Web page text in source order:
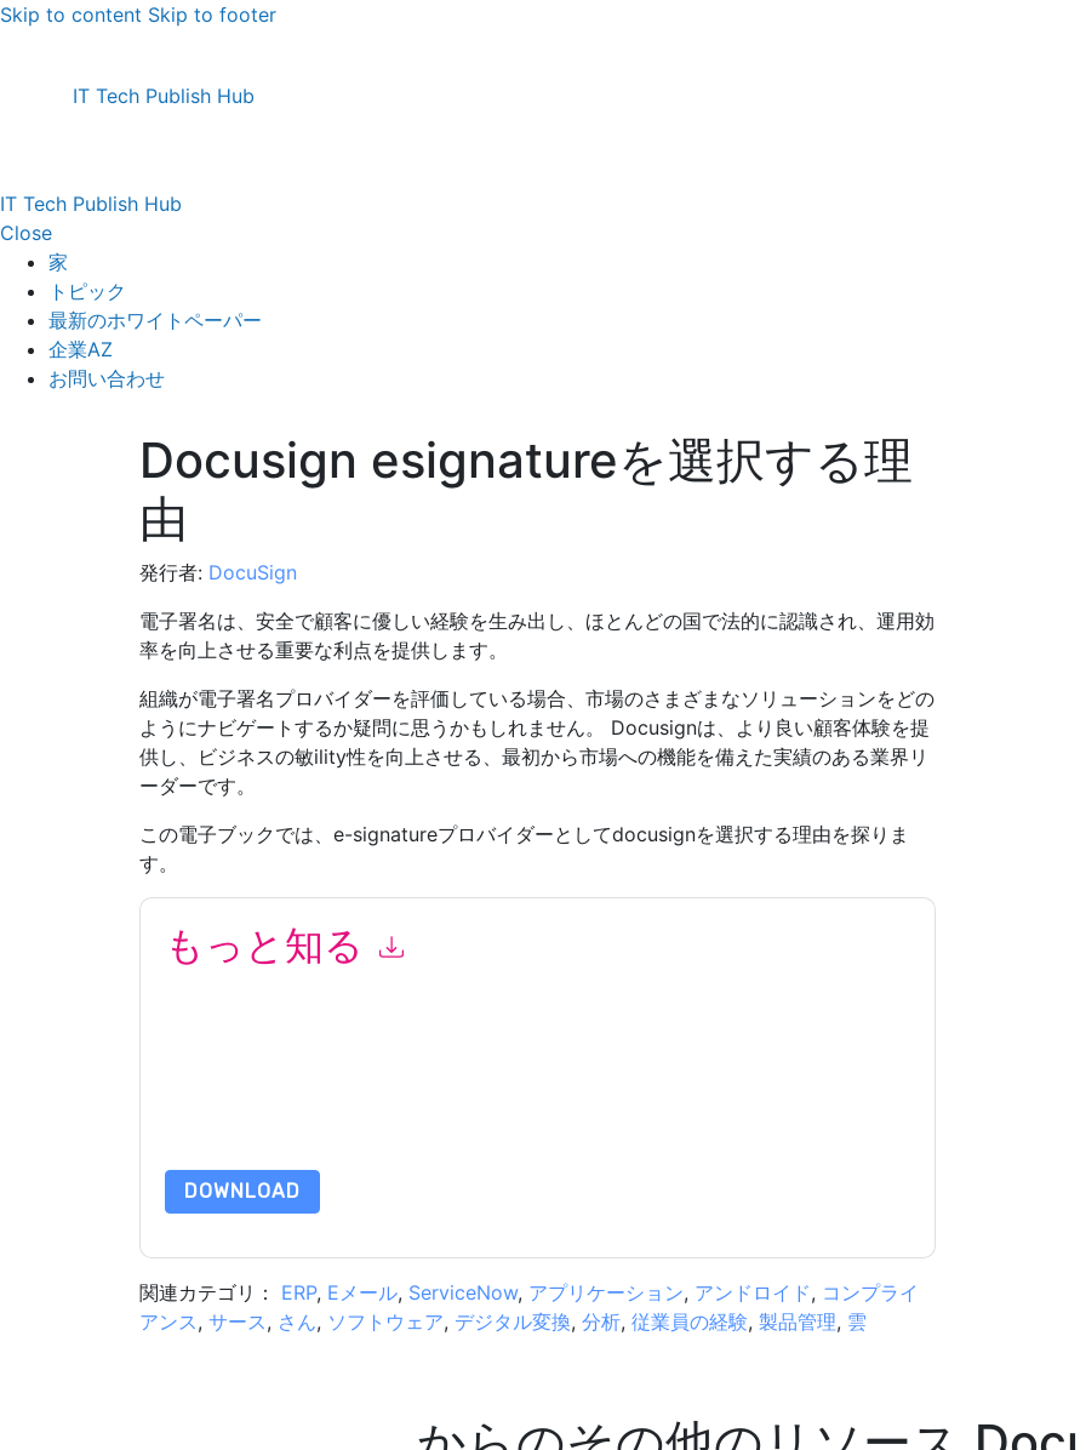
Skip to content Skip to footer
IT Tech Publish Hub
IT Tech Publish Hub
Close
家
トピック
最新のホワイトペーパー
企業AZ
お問い合わせ
Docusign esignatureを選択する理
由
発行者: DocuSign
電子署名は、安全で顧客に優しい経験を生み出し、ほとんどの国で法的に認識され、運用効
率を向上させる重要な利点を提供します。
組織が電子署名プロバイダーを評価している場合、市場のさまざまなソリューションをどの
ようにナビゲートするか疑問に思うかもしれません。 Docusignは、より良い顧客体験を提
供し、ビジネスの敏ility性を向上させる、最初から市場への機能を備えた実績のある業界リ
ーダーです。
この電子ブックでは、e-signatureプロバイダーとしてdocusignを選択する理由を探りま
す。
もっと知る
DOWNLOAD
関連カテゴリ： ERP, Eメール, ServiceNow, アプリケーション, アンドロイド, コンプライ
アンス, サース, さん, ソフトウェア, デジタル変換, 分析, 従業員の経験, 製品管理, 雲